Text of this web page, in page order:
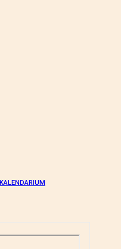
KALENDARIUM